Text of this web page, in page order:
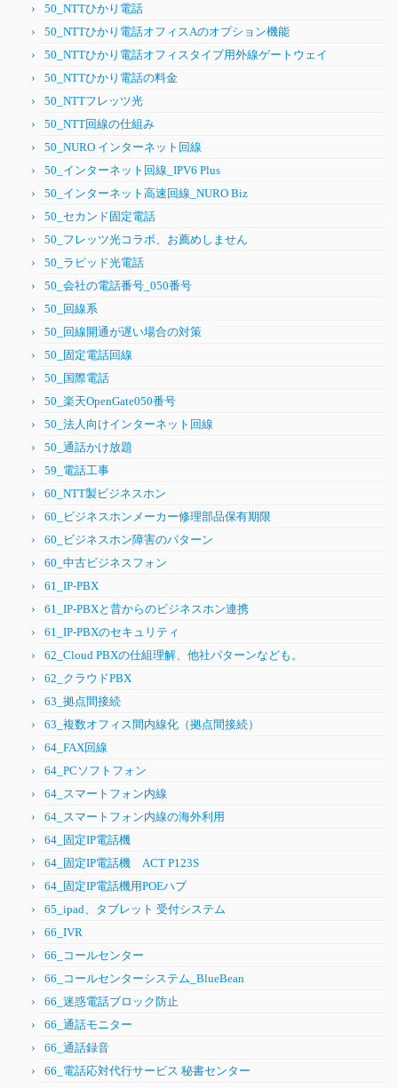
50_NTTひかり電話
50_NTTひかり電話オフィスAのオプション機能
50_NTTひかり電話オフィスタイプ用外線ゲートウェイ
50_NTTひかり電話の料金
50_NTTフレッツ光
50_NTT回線の仕組み
50_NURO インターネット回線
50_インターネット回線_IPV6 Plus
50_インターネット高速回線_NURO Biz
50_セカンド固定電話
50_フレッツ光コラボ、お薦めしません
50_ラピッド光電話
50_会社の電話番号_050番号
50_回線系
50_回線開通が遅い場合の対策
50_固定電話回線
50_国際電話
50_楽天OpenGate050番号
50_法人向けインターネット回線
50_通話かけ放題
59_電話工事
60_NTT製ビジネスホン
60_ビジネスホンメーカー修理部品保有期限
60_ビジネスホン障害のパターン
60_中古ビジネスフォン
61_IP-PBX
61_IP-PBXと昔からのビジネスホン連携
61_IP-PBXのセキュリティ
62_Cloud PBXの仕組理解、他社パターンなども。
62_クラウドPBX
63_拠点間接続
63_複数オフィス間内線化（拠点間接続）
64_FAX回線
64_PCソフトフォン
64_スマートフォン内線
64_スマートフォン内線の海外利用
64_固定IP電話機
64_固定IP電話機 ACT P123S
64_固定IP電話機用POEハブ
65_ipad、タブレット 受付システム
66_IVR
66_コールセンター
66_コールセンターシステム_BlueBean
66_迷惑電話ブロック防止
66_通話モニター
66_通話録音
66_電話応対代行サービス 秘書センター